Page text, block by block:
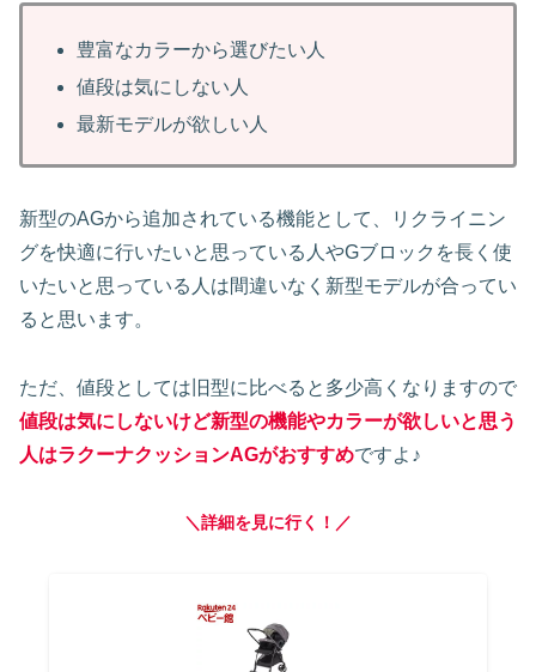
豊富なカラーから選びたい人
値段は気にしない人
最新モデルが欲しい人
新型のAGから追加されている機能として、リクライニン
グを快適に行いたいと思っている人やGブロックを長く使
いたいと思っている人は間違いなく新型モデルが合ってい
ると思います。
ただ、値段としては旧型に比べると多少高くなりますので
値段は気にしないけど新型の機能やカラーが欲しいと思う
人はラクーナクッションAGがおすすめですよ♪
＼詳細を見に行く！／